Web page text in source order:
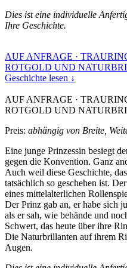
Dies ist eine individuelle
Ihre Geschichte.
AUF ANFRAGE ·
ROTGOLD UND
Geschichte lesen ↓
AUF ANFRAGE ·
ROTGOLD UND
Preis: abhängig von Breite,
Eine junge Prinzessin besiegt
gegen die Konvention. Ganz
Auch weil diese Geschichte,
tatsächlich so geschehen ist.
eines mittelalterlichen
Der Prinz gab an, er habe sich
als er sah, wie behände und
Schwert, das heute über ihre
Die Naturbrillanten auf ihrem
Augen.